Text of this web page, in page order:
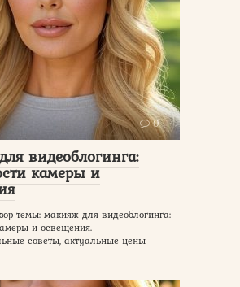
0
видеоблогинга:
камеры и
темы: макияж для видеоблогинга:
и освещения.
советы, актуальные цены